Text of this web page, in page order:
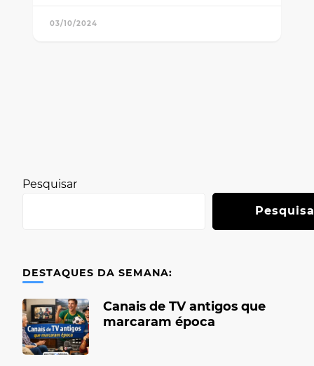
03/10/2024
Pesquisar
DESTAQUES DA SEMANA:
Canais de TV antigos que
marcaram época